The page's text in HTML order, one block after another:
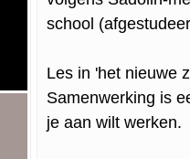
school
Les in 'het nieuwe
Samenwerking is
je aan wilt werken.